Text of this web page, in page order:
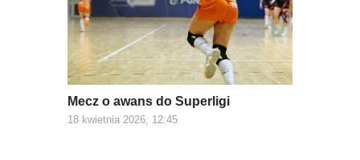
Mecz o awans do Superligi
18 kwietnia 2026, 12:45